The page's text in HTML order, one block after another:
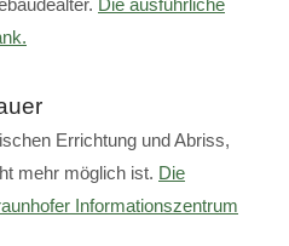
Die ausführliche
Errichtung und Abriss,
mehr möglich ist. Die
Informationszentrum